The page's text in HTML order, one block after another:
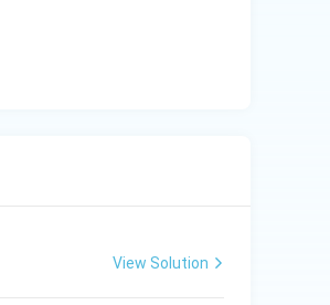
View Solution